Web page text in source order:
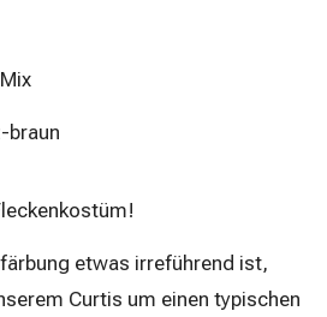
braun
etwas irreführend ist,
Curtis um einen typischen